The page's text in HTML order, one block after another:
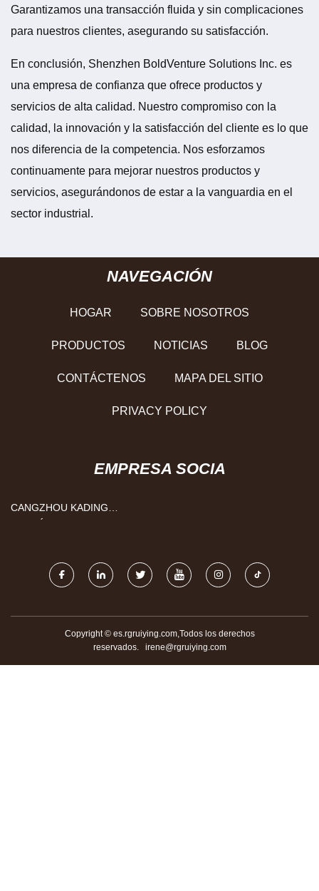
Garantizamos una transacción fluida y sin complicaciones
para nuestros clientes, asegurando su satisfacción.
En conclusión, Shenzhen BoldVenture Solutions Inc. es
una empresa de confianza que ofrece productos y
servicios de alta calidad. Nuestro compromiso con la
calidad, la innovación y la satisfacción del cliente es lo que
nos diferencia de la competencia. Nos esforzamos
continuamente para mejorar nuestros productos y
servicios, asegurándonos de estar a la vanguardia en el
sector industrial.
NAVEGACIÓN
HOGAR SOBRE NOSOTROS
PRODUCTOS NOTICIAS BLOG
CONTÁCTENOS MAPA DEL SITIO
PRIVACY POLICY
EMPRESA SOCIA
CANGZHOU KADING
Copyright © es.rgruiying.com,Todos los derechos
reservados. irene@rgruiying.com